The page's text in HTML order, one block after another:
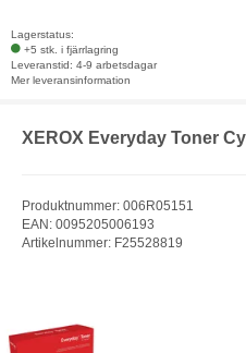
Lagerstatus:
+5 stk. i fjärrlagring
Leveranstid: 4-9 arbetsdagar
Mer leveransinformation
XEROX Everyday Toner
Produktnummer: 006R05151
EAN: 0095205006193
Artikelnummer: F25528819